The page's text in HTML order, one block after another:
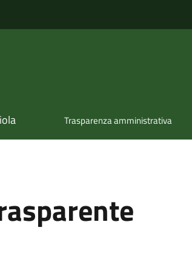
Trasparenza amministrativa